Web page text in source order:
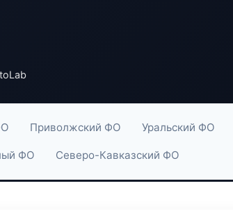
Приволжский ФО Уральский ФО
ФО Северо-Кавказский ФО